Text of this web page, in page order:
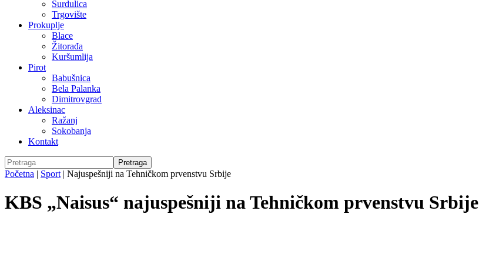
Surdulica
Trgovište
Prokuplje
Blace
Žitorađa
Kuršumlija
Pirot
Babušnica
Bela Palanka
Dimitrovgrad
Aleksinac
Ražanj
Sokobanja
Kontakt
Početna | Sport | Najuspešniji na Tehničkom prvenstvu Srbije
KBS „Naisus“ najuspešniji na Tehničkom prvenstvu Srbije